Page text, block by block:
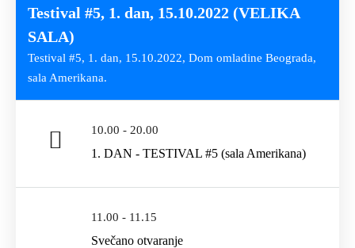
Testival #5, 1. dan, 15.10.2022 (VELIKA
SALA)
Testival #5, 1. dan, 15.10.2022, Dom omladine Beograda,
sala Amerikana.
10.00 - 20.00
1. DAN - TESTIVAL #5 (sala Amerikana)
11.00 - 11.15
Svečano otvaranje